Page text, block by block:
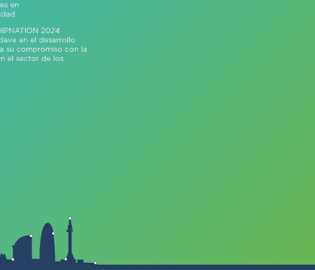
en
2024
en el desarrollo
su compromiso con la
el sector de los